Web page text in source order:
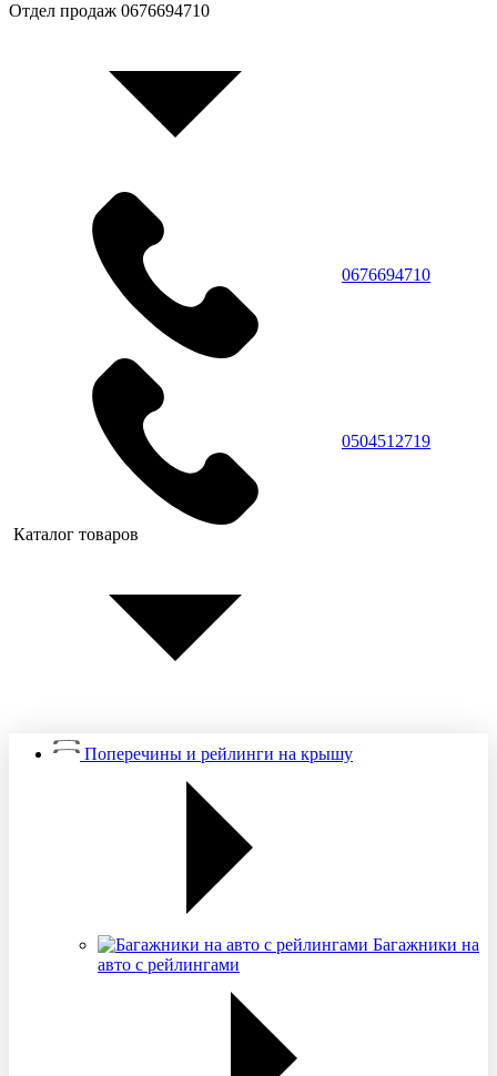
Отдел продаж 0676694710
0676694710
0504512719
Каталог товаров
Поперечины и рейлинги на крышу
Багажники на
авто с рейлингами